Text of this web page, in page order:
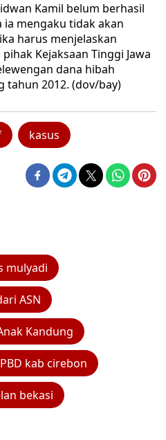
Kamil belum berhasil
mengaku tidak akan
harus menjelaskan
Kejaksaan Tinggi Jawa
dana hibah
tahun 2012. (dov/bay)
kasus
mulyadi
ASN
Kandung
kab cirebon
bekasi